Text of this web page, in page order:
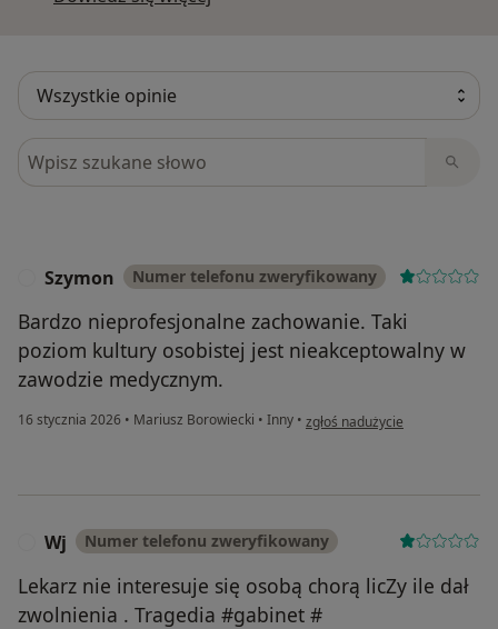
Szukaj w opiniach
Szymon Numer telefonu zweryfikowany
Bardzo nieprofesjonalne zachowanie. Taki
poziom kultury osobistej jest nieakceptowalny w
zawodzie medycznym.
16 stycznia 2026 • Mariusz Borowiecki • Inny • w opinii użytkownika Szymon
zgłoś nadużycie
Wj Numer telefonu zweryfikowany
Lekarz nie interesuje się osobą chorą licZy ile dał
zwolnienia . Tragedia #gabinet #